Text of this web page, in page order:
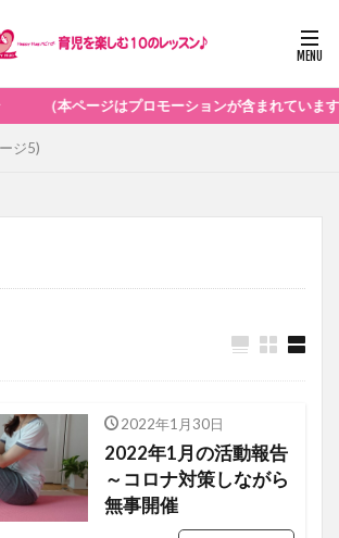
モーションが含まれています）
ジ5)
ハピハグの活動 2022年1月30日
2022年1月の活動報告
～コロナ対策しながら
無事開催